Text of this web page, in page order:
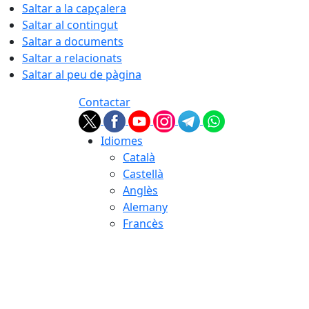
Saltar a la capçalera
Saltar al contingut
Saltar a documents
Saltar a relacionats
Saltar al peu de pàgina
Contactar
Idiomes
Català
Castellà
Anglès
Alemany
Francès